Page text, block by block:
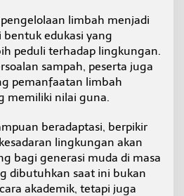
limbah menjadi
edukasi yang
peduli terhadap lingkungan.
sampah, peserta juga
pemanfaatan limbah
memiliki nilai guna.
beradaptasi, berpikir
lingkungan akan
bagi generasi muda di masa
dibutuhkan saat ini bukan
akademik, tetapi juga